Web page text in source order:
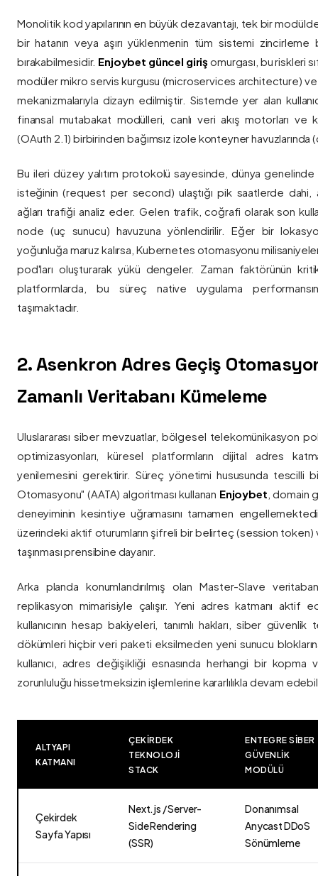
Monolitik kod yapılarının en büyük dezavantajı, tek bir
bir hatanın veya aşırı yüklenmenin tüm sistemi zincirleme
bırakabilmesidir. Enjoybet güncel giriş omurgası, bu riskleri
modüler mikro servis kurgusu (microservices architecture)
mekanizmalarıyla dizayn edilmiştir. Sistemde yer alan
finansal mutabakat modülleri, canlı veri akış motorları ve
(OAuth 2.1) birbirinden bağımsız izole konteyner havuzlarında
Bu ileri düzey yalıtım protokolü sayesinde, dünya genelinde
isteğinin (request per second) ulaştığı pik saatlerde dahi,
ağları trafiği analiz eder. Gelen trafik, coğrafi olarak son
node (uç sunucu) havuzuna yönlendirilir. Eğer bir
yoğunluğa maruz kalırsa, Kubernetes otomasyonu
pod'ları oluşturarak yükü dengeler. Zaman faktörünün
platformlarda, bu süreç native uygulama
taşımaktadır.
2. Asenkron Adres Geçiş
Zamanlı Veritabanı Kümeleme
Uluslararası siber mevzuatlar, bölgesel telekomünikasyon
optimizasyonları, küresel platformların dijital adres
yenilemesini gerektirir. Süreç yönetimi hususunda tescilli
Otomasyonu" (AATA) algoritması kullanan Enjoybet , domain
deneyiminin kesintiye uğramasını tamamen
üzerindeki aktif oturumların şifreli bir belirteç (session token)
taşınması prensibine dayanır.
Arka planda konumlandırılmış olan Master-Slave
replikasyon mimarisiyle çalışır. Yeni adres katmanı aktif
kullanıcının hesap bakiyeleri, tanımlı hakları, siber
dökümleri hiçbir veri paketi eksilmeden yeni sunucu
kullanıcı, adres değişikliği esnasında herhangi bir
zorunluluğu hissetmeksizin işlemlerine kararlılıkla devam
ALTYAPI
KATMANI
ÇEKIRDEK
TEKNOLOJI
STACK
ENTEGRE SIBER
GÜVENLIK
MODÜLÜ
Çekirdek
Sayfa Yapısı
Next.js / Server-
Side Rendering
(SSR)
Donanımsal
Anycast DDoS
Sönümleme